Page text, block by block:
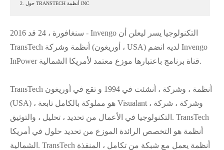
2. حول TRANSTECH أنظمة INC
سنغافورة ، 24 قد 2016 - Invengo التكنولوجيا يسر ليعلن أن
TransTech أنظمة وشركة (أوريغون ، USA) لديه انضم Invengo
InPower قناة برنامج باعتبارها موزع معتمد لأمريكا الشمالية.
TransTech أنظمة ، وشركة ، أنشئت في 1994 و تقع في أوريغون
(USA) ، هو مملوكة بالكامل تابعة Visualant ، وشركة ، شركة
التكنولوجيا في الأعمال من تحديد ، تحليل ، والتوثيق. TransTech
أنظمة هو التخصص الرائدة الموزع من تحديد حلول في أمريكا
الشمالية. TransTech أنظمة يعمل مع شبكة من تكامل ، المنفذة